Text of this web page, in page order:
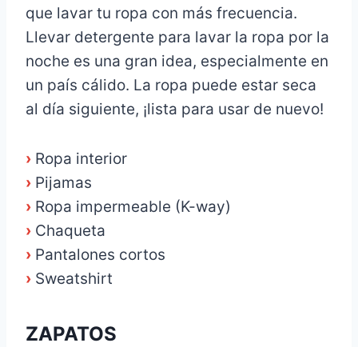
que lavar tu ropa con más frecuencia.
Llevar detergente para lavar la ropa por la
noche es una gran idea, especialmente en
un país cálido. La ropa puede estar seca
al día siguiente, ¡lista para usar de nuevo!
› Ropa interior
› Pijamas
› Ropa impermeable (K-way)
› Chaqueta
› Pantalones cortos
› Sweatshirt
ZAPATOS